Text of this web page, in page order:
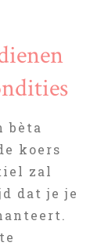
bèta
koers
zal
dat je je